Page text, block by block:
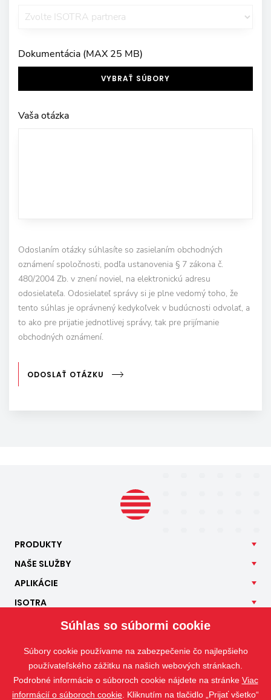
Dokumentácia (MAX 25 MB)
VYBRAŤ SÚBORY
Vaša otázka
Odoslaním otázky súhlasíte so zasielaním obchodných
oznámení spoločnosti, podľa ustanovenia § 7 zákona č.
480/2004 Zb. v znení noviel, na elektronickú adresu
odosielateľa. Odosielateľ správy si je plne vedomý toho, že
tento súhlas je oprávnený kedykoľvek v budúcnosti odvolať, a
to ako pre prijatie jednotlivej správy, tak pre prijímanie
obchodných oznámení.
ODOSLAŤ OTÁZKU
PRODUKTY
NAŠE SLUŽBY
APLIKÁCIE
ISOTRA
Súhlas so súbormi cookie
Súbory cookie používame na zabezpečenie čo najlepšieho
používateľského zážitku na našich webových stránkach.
Podrobné informácie o súboroch cookie nájdete na stránke Viac
informácií o súboroch cookie . Kliknutím na tlačidlo „Prijať všetko“